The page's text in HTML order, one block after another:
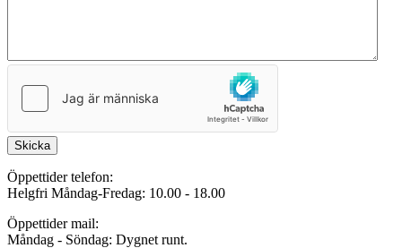
Skicka
Öppettider telefon:
Helgfri Måndag-Fredag: 10.00 - 18.00
Öppettider mail:
Måndag - Söndag: Dygnet runt.